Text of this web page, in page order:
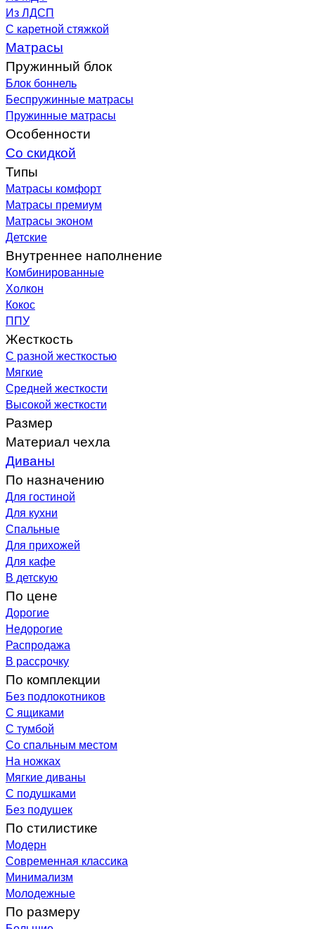
Из ЛДСП
С каретной стяжкой
Матрасы
Пружинный блок
Блок боннель
Беспружинные матрасы
Пружинные матрасы
Особенности
Со скидкой
Типы
Матрасы комфорт
Матрасы премиум
Матрасы эконом
Детские
Внутреннее наполнение
Комбинированные
Холкон
Кокос
ППУ
Жесткость
С разной жесткостью
Мягкие
Средней жесткости
Высокой жесткости
Размер
Материал чехла
Диваны
По назначению
Для гостиной
Для кухни
Спальные
Для прихожей
Для кафе
В детскую
По цене
Дорогие
Недорогие
Распродажа
В рассрочку
По комплекции
Без подлокотников
С ящиками
С тумбой
Со спальным местом
На ножках
Мягкие диваны
С подушками
Без подушек
По стилистике
Модерн
Современная классика
Минимализм
Молодежные
По размеру